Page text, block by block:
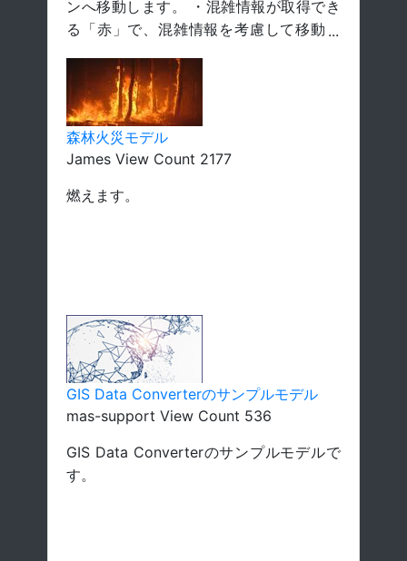
ンへ移動します。 ・混雑情報が取得でき
る「赤」で、混雑情報を考慮して移動し
が少ない混雑情報所持率を探してみまし
ょう。 ※本モデルは書籍『コンピュータ
のなかの人工社会』の遊園地モデルをarti
soc Cloudに移植したものです。 https://
mas.kke.co.jp/fukuzatsu/waiting_time/
森林火災モデル
James View Count 2177
燃えます。
GIS Data Converterのサンプルモデル
mas-support View Count 536
GIS Data Converterのサンプルモデルで
す。